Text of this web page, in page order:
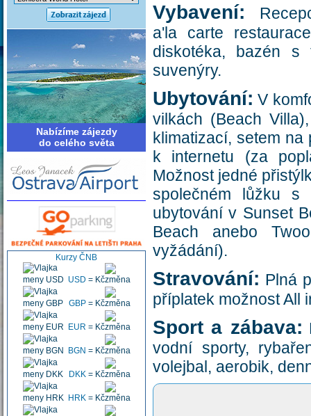
Nabízíme zájezdy
do celého světa
Kurzy ČNB
USD = Kč
GBP= Kč
EUR = Kč
BGN = Kč
DKK= Kč
HRK= Kč
Vybavení:
a'la carte
diskotéka, bazén s
suvenýry.
Ubytování: V
vilkách (Beach
klimatizací, setem
k internetu (za
Možnost jedné
společném lůžku s
ubytování v Sunset
Beach anebo
vyžádání).
Stravování: Plná
příplatek možnost All
Sport a zábava:
vodní sporty,
volejbal, aerobik,